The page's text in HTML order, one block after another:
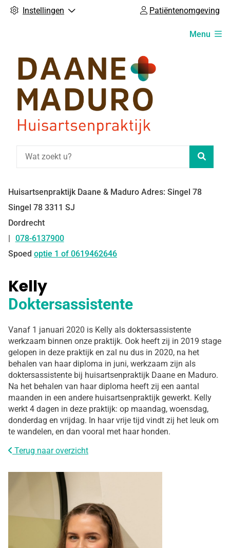
Instellingen Patiëntenomgeving
Menu
Huisartsenpraktijk Daane & Maduro Adres: Singel 78
Singel 78 3311 SJ
Dordrecht
Tel:
078-6137900
Spoed optie 1 of 0619462646
Kelly
Doktersassistente
Vanaf 1 januari 2020 is Kelly als doktersassistente
werkzaam binnen onze praktijk. Ook heeft zij in 2019 stage
gelopen in deze praktijk en zal nu dus in 2020, na het
behalen van haar diploma in juni, werkzaam zijn als
doktersassistente bij huisartsenpraktijk Daane en Maduro.
Na het behalen van haar diploma heeft zij een aantal
maanden in een andere huisartsenpraktijk gewerkt. Kelly
werkt 4 dagen in deze praktijk: op maandag, woensdag,
donderdag en vrijdag. In haar vrije tijd vindt zij het leuk om
te wandelen, en dan vooral met haar honden.
Terug naar overzicht